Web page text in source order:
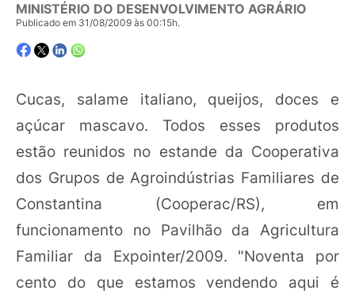
MINISTÉRIO DO DESENVOLVIMENTO AGRÁRIO
Publicado em 31/08/2009 às 00:15h.
Cucas, salame italiano, queijos, doces e
açúcar mascavo. Todos esses produtos
estão reunidos no estande da Cooperativa
dos Grupos de Agroindústrias Familiares de
Constantina (Cooperac/RS), em
funcionamento no Pavilhão da Agricultura
Familiar da Expointer/2009. "Noventa por
cento do que estamos vendendo aqui é